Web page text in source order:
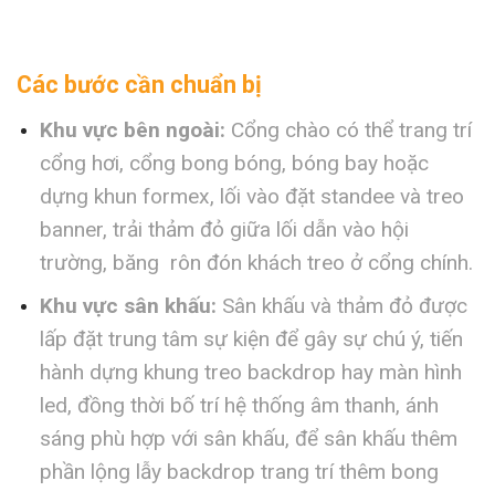
Các bước cần chuẩn bị
Khu vực bên ngoài: Cổng chào có thể trang trí
cổng hơi, cổng bong bóng, bóng bay hoặc
dựng khun formex, lối vào đặt standee và treo
banner, trải thảm đỏ giữa lối dẫn vào hội
trường, băng rôn đón khách treo ở cổng chính.
Khu vực sân khấu: Sân khấu và thảm đỏ được
lấp đặt trung tâm sự kiện để gây sự chú ý, tiến
hành dựng khung treo backdrop hay màn hình
led, đồng thời bố trí hệ thống âm thanh, ánh
sáng phù hợp với sân khấu, để sân khấu thêm
phần lộng lẫy backdrop trang trí thêm bong